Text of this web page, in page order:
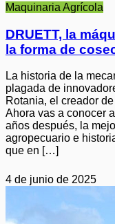
Maquinaria Agrícola
DRUETT, la
la forma de
La historia de la
plagada de
Rotania, el creador
Ahora vas a conocer
años después, la
agropecuario e
que en […]
4 de junio de 2025